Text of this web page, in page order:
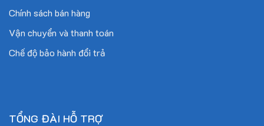
Chính sách bán hàng
Vận chuyển và thanh toán
Chế độ bảo hành đổi trả
TỔNG ĐÀI HỖ TRỢ